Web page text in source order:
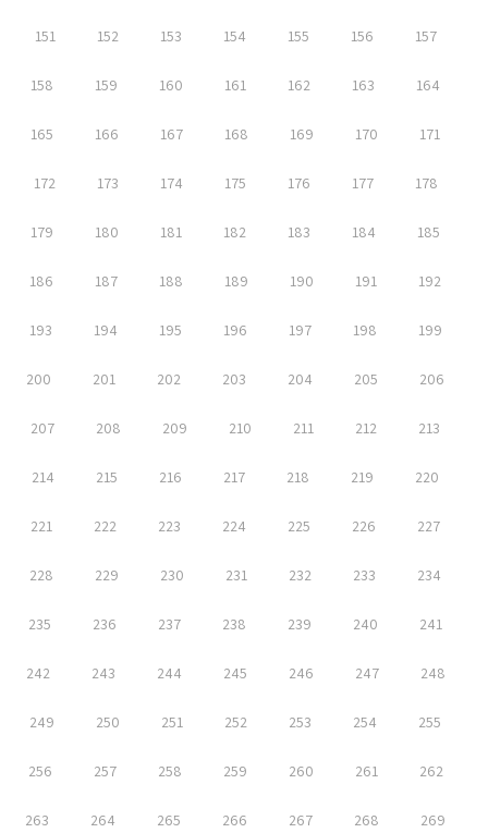
151 152 153 154 155 156 157
158 159 160 161 162 163 164
165 166 167 168 169 170 171
172 173 174 175 176 177 178
179 180 181 182 183 184 185
186 187 188 189 190 191 192
193 194 195 196 197 198 199
200 201 202 203 204 205 206
207 208 209 210 211 212 213
214 215 216 217 218 219 220
221 222 223 224 225 226 227
228 229 230 231 232 233 234
235 236 237 238 239 240 241
242 243 244 245 246 247 248
249 250 251 252 253 254 255
256 257 258 259 260 261 262
263 264 265 266 267 268 269